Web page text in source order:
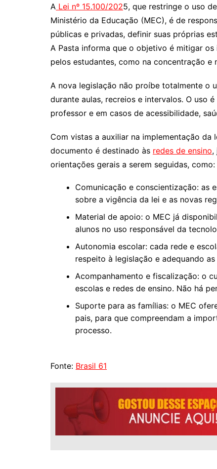
A Lei nº 15.100/2025, que restringe o uso
Ministério da Educação (MEC), é de
públicas e privadas, definir suas próprias
A Pasta informa que o objetivo é mitigar
pelos estudantes, como na concentração e
A nova legislação não proíbe totalmente o
durante aulas, recreios e intervalos. O uso
professor e em casos de acessibilidade,
Com vistas a auxiliar na implementação da
documento é destinado às redes de ensino,
orientações gerais a serem seguidas, como:
Comunicação e conscientização: as
sobre a vigência da lei e as novas
Material de apoio: o MEC já
alunos no uso responsável da
Autonomia escolar: cada rede e
respeito à legislação e adequando
Acompanhamento e fiscalização: o
escolas e redes de ensino. Não há
Suporte para as famílias: o MEC
pais, para que compreendam a
processo.
Fonte: Brasil 61